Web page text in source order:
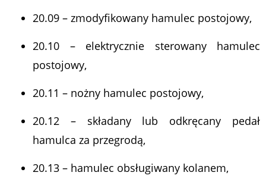
20.09 – zmodyfikowany hamulec postojowy,
20.10 – elektrycznie sterowany hamulec
postojowy,
20.11 – nożny hamulec postojowy,
20.12 – składany lub odkręcany pedał
hamulca za przegrodą,
20.13 – hamulec obsługiwany kolanem,